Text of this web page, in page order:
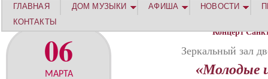
06
МАРТА
Концерт
Зеркальный зал
«Молодые
ГЛАВНАЯ ДОМ МУЗЫКИ АФИША НОВОСТИ
КОНТАКТЫ